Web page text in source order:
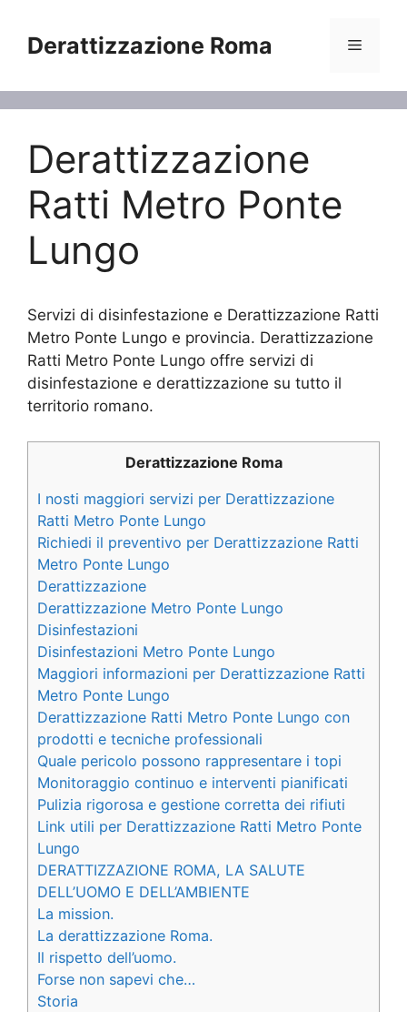
contenuto
Derattizzazione Roma Menu
Derattizzazione
Ratti Metro Ponte
Lungo
Servizi di disinfestazione e Derattizzazione Ratti
Metro Ponte Lungo e provincia. Derattizzazione
Ratti Metro Ponte Lungo offre servizi di
disinfestazione e derattizzazione su tutto il
territorio romano.
Derattizzazione Roma
I nosti maggiori servizi per Derattizzazione
Ratti Metro Ponte Lungo
Richiedi il preventivo per Derattizzazione Ratti
Metro Ponte Lungo
Derattizzazione
Derattizzazione Metro Ponte Lungo
Disinfestazioni
Disinfestazioni Metro Ponte Lungo
Maggiori informazioni per Derattizzazione Ratti
Metro Ponte Lungo
Derattizzazione Ratti Metro Ponte Lungo con
prodotti e tecniche professionali
Quale pericolo possono rappresentare i topi
Monitoraggio continuo e interventi pianificati
Pulizia rigorosa e gestione corretta dei rifiuti
Link utili per Derattizzazione Ratti Metro Ponte
Lungo
DERATTIZZAZIONE ROMA, LA SALUTE
DELL’UOMO E DELL’AMBIENTE
La mission.
La derattizzazione Roma.
Il rispetto dell’uomo.
Forse non sapevi che…
Storia